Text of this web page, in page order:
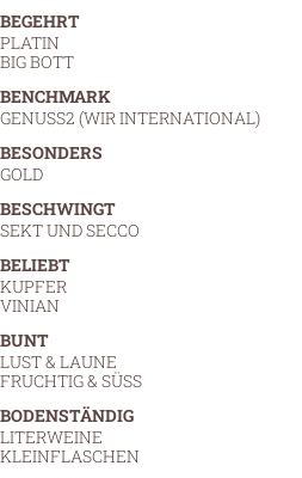
BEGEHRT
PLATIN
BIG BOTT
BENCHMARK
GENUSS2 (WIR INTERNATIONAL)
BESONDERS
GOLD
BESCHWINGT
SEKT UND SECCO
BELIEBT
KUPFER
VINIAN
BUNT
LUST & LAUNE
FRUCHTIG & SÜSS
BODENSTÄNDIG
LITERWEINE
KLEINFLASCHEN